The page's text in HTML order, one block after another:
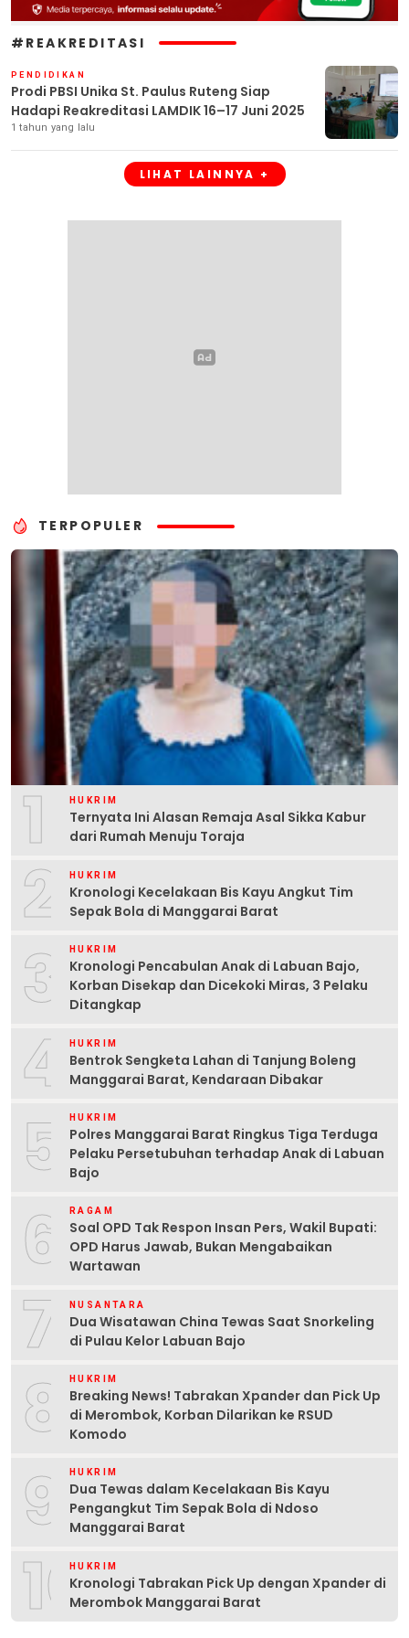
#REAKREDITASI
PENDIDIKAN
Prodi PBSI Unika St. Paulus Ruteng Siap
Hadapi Reakreditasi LAMDIK 16–17 Juni 2025
1 tahun yang lalu
LIHAT LAINNYA +
TERPOPULER
1 HUKRIM
Ternyata Ini Alasan Remaja Asal Sikka Kabur
dari Rumah Menuju Toraja
2 HUKRIM
Kronologi Kecelakaan Bis Kayu Angkut Tim
Sepak Bola di Manggarai Barat
3 HUKRIM
Kronologi Pencabulan Anak di Labuan Bajo,
Korban Disekap dan Dicekoki Miras, 3 Pelaku
Ditangkap
4 HUKRIM
Bentrok Sengketa Lahan di Tanjung Boleng
Manggarai Barat, Kendaraan Dibakar
5 HUKRIM
Polres Manggarai Barat Ringkus Tiga Terduga
Pelaku Persetubuhan terhadap Anak di Labuan
Bajo
6 RAGAM
Soal OPD Tak Respon Insan Pers, Wakil Bupati:
OPD Harus Jawab, Bukan Mengabaikan
Wartawan
7 NUSANTARA
Dua Wisatawan China Tewas Saat Snorkeling
di Pulau Kelor Labuan Bajo
8 HUKRIM
Breaking News! Tabrakan Xpander dan Pick Up
di Merombok, Korban Dilarikan ke RSUD
Komodo
9 HUKRIM
Dua Tewas dalam Kecelakaan Bis Kayu
Pengangkut Tim Sepak Bola di Ndoso
Manggarai Barat
10HUKRIM
Kronologi Tabrakan Pick Up dengan Xpander di
Merombok Manggarai Barat